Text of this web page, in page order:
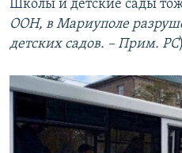
Школы и детские сады
ООН, в Мариуполе
детских садов. – Прим. РС